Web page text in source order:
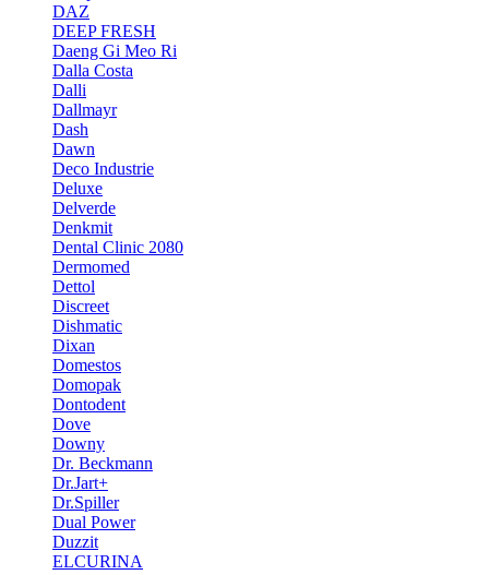
DAZ
DEEP FRESH
Daeng Gi Meo Ri
Dalla Costa
Dalli
Dallmayr
Dash
Dawn
Deco Industrie
Deluxe
Delverde
Denkmit
Dental Clinic 2080
Dermomed
Dettol
Discreet
Dishmatic
Dixan
Domestos
Domopak
Dontodent
Dove
Downy
Dr. Beckmann
Dr.Jart+
Dr.Spiller
Dual Power
Duzzit
ELCURINA